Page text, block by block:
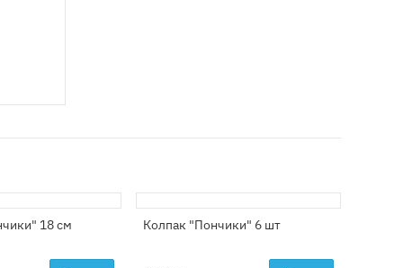
18 см Колпак "Пончики" 6 шт